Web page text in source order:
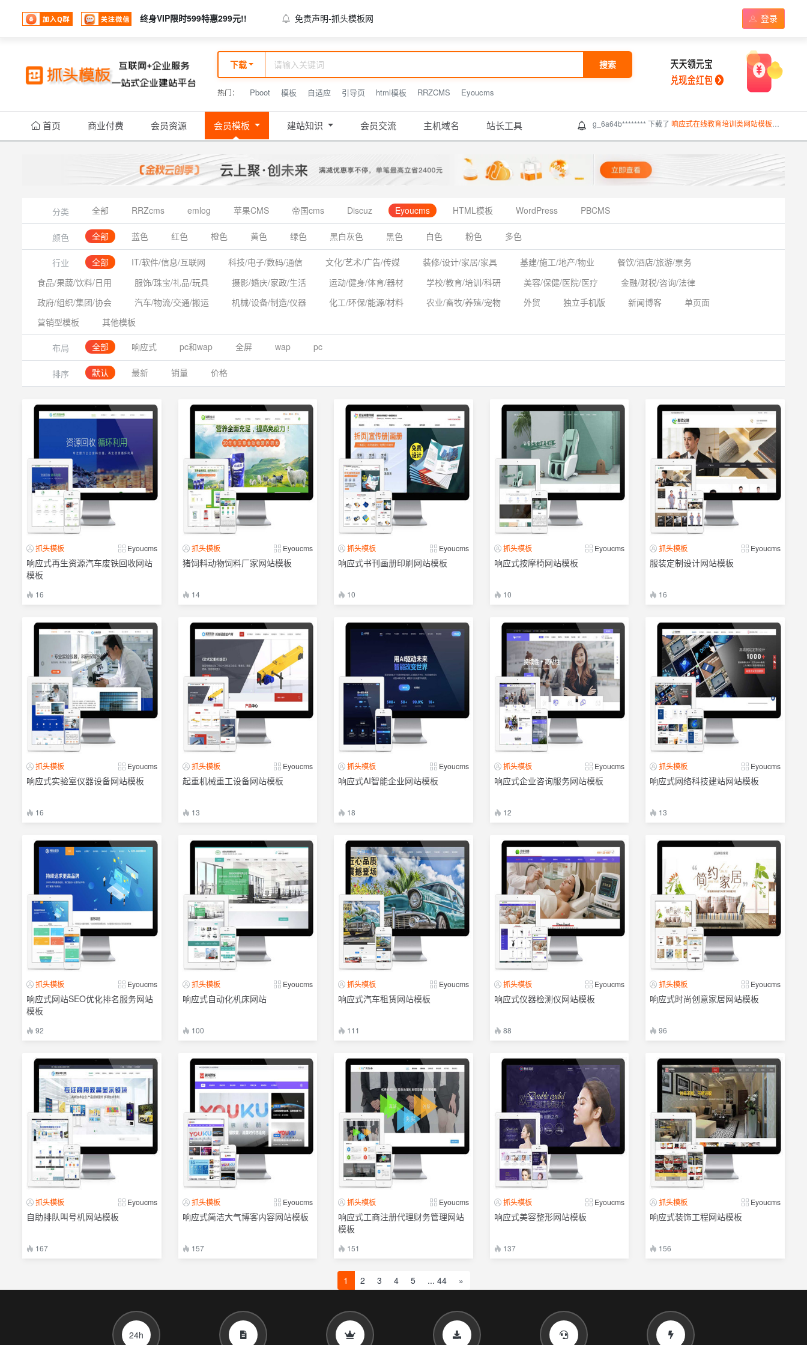
终身VIP限时599特惠299元!! 免责声明-抓头模板网 登录
下载 搜索
热门： Pboot 模板 自适应 引导页 html模板 RRZCMS Eyoucms
首页 商业付费 会员资源 会员模板 建站知识 会员交流 主机域名 站长工具 g_6a64b******** 下载了 响应式在线教育培训类网站模板（响应式）
分类 全部 RRZcms emlog 苹果CMS 帝国cms Discuz Eyoucms HTML模板 WordPress PBCMS
颜色 全部 蓝色 红色 橙色 黄色 绿色 黑白灰色 黑色 白色 粉色 多色
行业 全部 IT/软件/信息/互联网 科技/电子/数码/通信 文化/艺术/广告/传媒 装修/设计/家居/家具 基建/施工/地产/物业
餐饮/酒店/旅游/票务
食品/果蔬/饮料/日用
服饰/珠宝/礼品/玩具 摄影/婚庆/家政/生活 运动/健身/体育/器材 学校/教育/培训/科研 美容/保健/医院/医疗
金融/财税/咨询/法律
政府/组织/集团/协会
汽车/物流/交通/搬运 机械/设备/制造/仪器 化工/环保/能源/材料 农业/畜牧/养殖/宠物 外贸 独立手机版 新闻博客
单页面
营销型模板
其他模板
布局 全部 响应式 pc和wap 全屏 wap pc
排序 默认 最新 销量 价格
抓头模板 Eyoucms
响应式再生资源汽车废铁回收网站
模板
16
抓头模板 Eyoucms
猪饲料动物饲料厂家网站模板
14
抓头模板 Eyoucms
响应式书刊画册印刷网站模板
10
抓头模板 Eyoucms
响应式按摩椅网站模板
10
抓头模板 Eyoucms
服装定制设计网站模板
16
抓头模板 Eyoucms
响应式实验室仪器设备网站模板
16
抓头模板 Eyoucms
起重机械重工设备网站模板
13
抓头模板 Eyoucms
响应式AI智能企业网站模板
18
抓头模板 Eyoucms
响应式企业咨询服务网站模板
12
抓头模板 Eyoucms
响应式网络科技建站网站模板
13
抓头模板 Eyoucms
响应式网站SEO优化排名服务网站
模板
92
抓头模板 Eyoucms
响应式自动化机床网站
100
抓头模板 Eyoucms
响应式汽车租赁网站模板
111
抓头模板 Eyoucms
响应式仪器检测仪网站模板
88
抓头模板 Eyoucms
响应式时尚创意家居网站模板
96
抓头模板 Eyoucms
自助排队叫号机网站模板
167
抓头模板 Eyoucms
响应式简洁大气博客内容网站模板
157
抓头模板 Eyoucms
响应式工商注册代理财务管理网站
模板
151
抓头模板 Eyoucms
响应式美容整形网站模板
137
抓头模板 Eyoucms
响应式装饰工程网站模板
156
1 2 3 4 5 ... 44 »
24h